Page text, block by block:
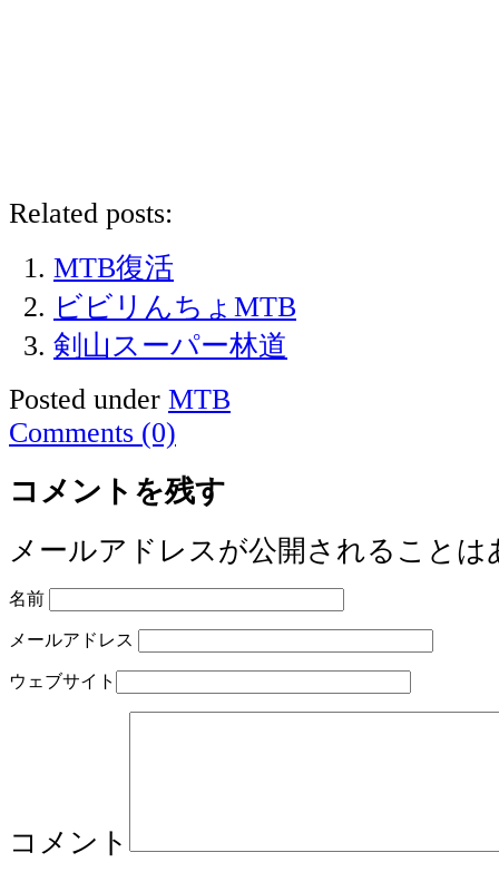
Related posts:
MTB復活
ビビリんちょMTB
剣山スーパー林道
Posted under MTB
Comments (0)
コメントを残す
メールアドレスが公開されることは
名前
メールアドレス
ウェブサイト
コメント